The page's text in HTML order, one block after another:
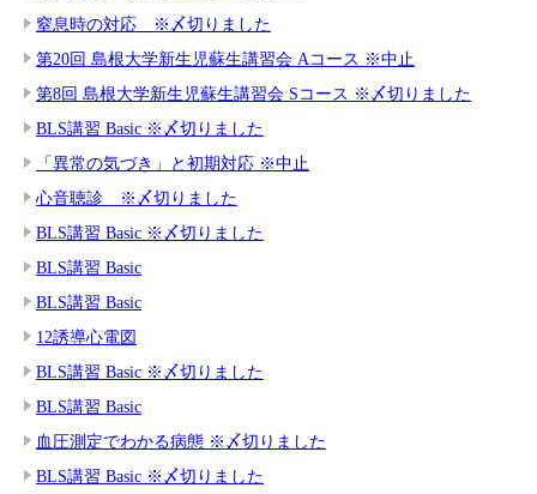
窒息時の対応 ※〆切りました
第20回 島根大学新生児蘇生講習会 Aコース ※中止
第8回 島根大学新生児蘇生講習会 Sコース ※〆切りました
BLS講習 Basic ※〆切りました
「異常の気づき」と初期対応 ※中止
心音聴診 ※〆切りました
BLS講習 Basic ※〆切りました
BLS講習 Basic
BLS講習 Basic
12誘導心電図
BLS講習 Basic ※〆切りました
BLS講習 Basic
血圧測定でわかる病態 ※〆切りました
BLS講習 Basic ※〆切りました